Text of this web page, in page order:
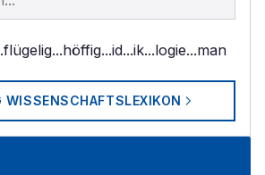
...höffig...id...ik...logie...man
WISSENSCHAFTSLEXIKON